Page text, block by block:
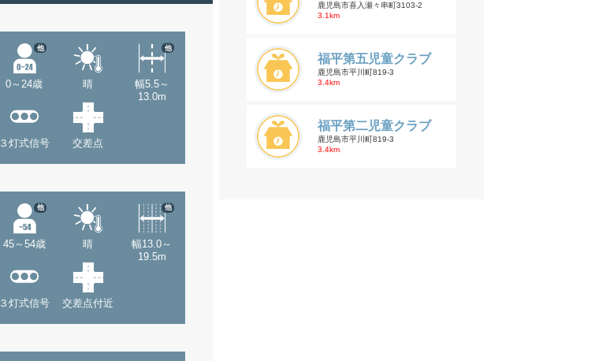
0～24歳
他
晴
幅5.5～
13.0m
他
３灯式信号 交差点
45～54歳
他
晴
幅13.0～
19.5m
他
３灯式信号 交差点付近
鹿児島市喜入瀬々串町3103-2
3.1km
福平第五児童クラブ
鹿児島市平川町819-3
3.4km
福平第二児童クラブ
鹿児島市平川町819-3
3.4km